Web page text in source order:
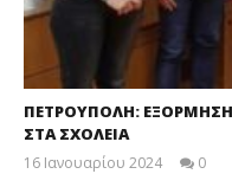
ΠΕΤΡΟΥΠΟΛΗ:
ΣΤΑ ΣΧΟΛΕΙΑ
16 Ιανουαρίου 2024
0